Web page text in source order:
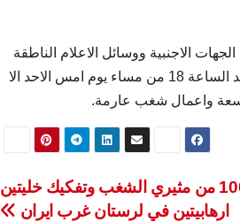
الاجنبية ووسائل الاعلام الناطقة
بالفارسية والتي تمتلكها الابواق الاعلامية الصهيونية والغربية لجر المواطنين الى الشوارع عند الساعة 18 من مساء يوم امس الاحد الا
واعمال شغب عارمة.
القبض على 100 من مثيري الشغب وتفكيك خليتين
ارهابيتين في لرستان غرب ايران